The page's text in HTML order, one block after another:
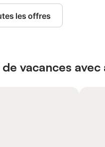
les offres
vacances